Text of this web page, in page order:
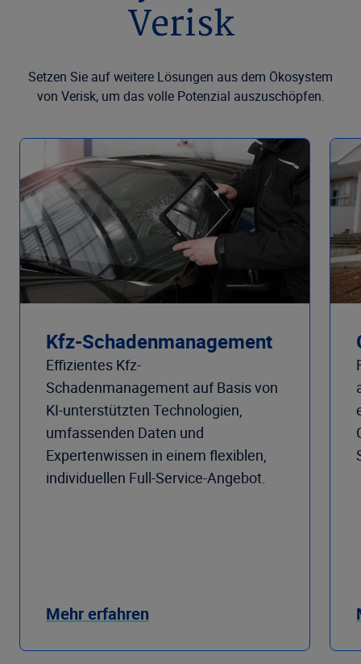
Verisk
Setzen Sie auf weitere Lösungen aus dem Ökosystem
von Verisk, um das volle Potenzial auszuschöpfen.
Kfz-Schadenmanagement
Effizientes Kfz-
Schadenmanagement auf Basis von
KI-unterstützten Technologien,
umfassenden Daten und
Expertenwissen in einem flexiblen,
individuellen Full-Service-Angebot.
Mehr erfahren